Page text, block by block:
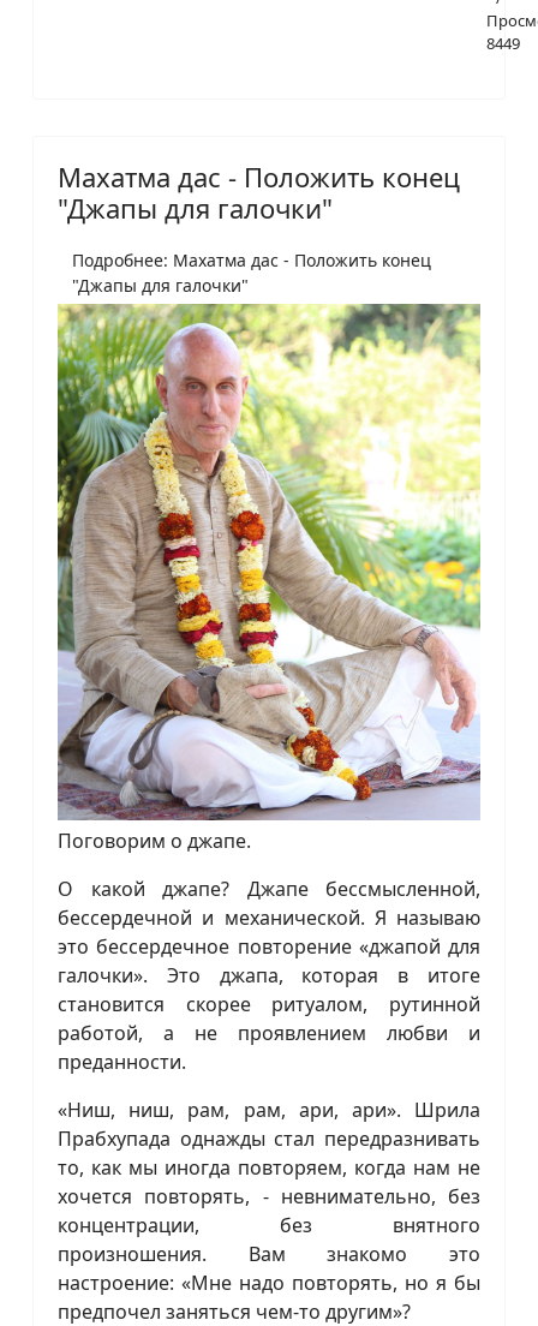
8449
Махатма дас - Положить конец
"Джапы для галочки"
Подробнее: Махатма дас - Положить конец
"Джапы для галочки"
Поговорим о джапе.
О какой джапе? Джапе бессмысленной,
бессердечной и механической. Я называю
это бессердечное повторение «джапой для
галочки». Это джапа, которая в итоге
становится скорее ритуалом, рутинной
работой, а не проявлением любви и
преданности.
«Ниш, ниш, рам, рам, ари, ари». Шрила
Прабхупада однажды стал передразнивать
то, как мы иногда повторяем, когда нам не
хочется повторять, - невнимательно, без
концентрации, без внятного
произношения. Вам знакомо это
настроение: «Мне надо повторять, но я бы
предпочел заняться чем-то другим»?